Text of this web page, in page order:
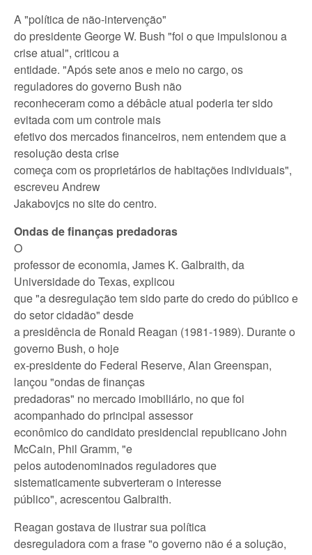
A "política de não-intervenção"
do presidente George W. Bush "foi o que impulsionou a
crise atual", criticou a
entidade. "Após sete anos e meio no cargo, os
reguladores do governo Bush não
reconheceram como a débâcle atual poderia ter sido
evitada com um controle mais
efetivo dos mercados financeiros, nem entendem que a
resolução desta crise
começa com os proprietários de habitações individuais",
escreveu Andrew
Jakabovjcs no site do centro.
Ondas de finanças predadoras
O
professor de economia, James K. Galbraith, da
Universidade do Texas, explicou
que "a desregulação tem sido parte do credo do público e
do setor cidadão" desde
a presidência de Ronald Reagan (1981-1989). Durante o
governo Bush, o hoje
ex-presidente do Federal Reserve, Alan Greenspan,
lançou "ondas de finanças
predadoras" no mercado imobiliário, no que foi
acompanhado do principal assessor
econômico do candidato presidencial republicano John
McCain, Phil Gramm, "e
pelos autodenominados reguladores que
sistematicamente subverteram o interesse
público", acrescentou Galbraith.
Reagan gostava de ilustrar sua política
desreguladora com a frase "o governo não é a solução,